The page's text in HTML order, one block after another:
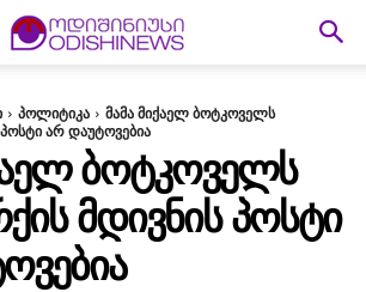
პოლიტიკა
მამა მიქაელ ბოტკოველს
არ დაუტოვებია
ᲑᲝᲢᲙᲝᲕᲔᲚᲡ
ᲛᲓᲘᲕᲜᲘᲡ ᲞᲝᲡᲢᲘ